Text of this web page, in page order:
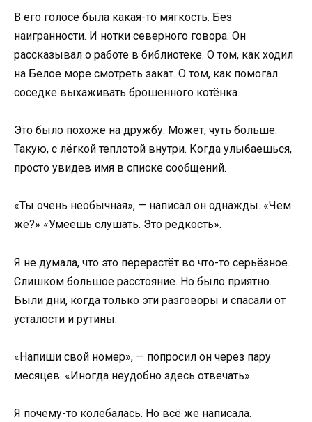
В его голосе была какая-то мягкость. Без
наигранности. И нотки северного говора. Он
рассказывал о работе в библиотеке. О том, как ходил
на Белое море смотреть закат. О том, как помогал
соседке выхаживать брошенного котёнка.
Это было похоже на дружбу. Может, чуть больше.
Такую, с лёгкой теплотой внутри. Когда улыбаешься,
просто увидев имя в списке сообщений.
«Ты очень необычная», — написал он однажды. «Чем
же?» «Умеешь слушать. Это редкость».
Я не думала, что это перерастёт во что-то серьёзное.
Слишком большое расстояние. Но было приятно.
Были дни, когда только эти разговоры и спасали от
усталости и рутины.
«Напиши свой номер», — попросил он через пару
месяцев. «Иногда неудобно здесь отвечать».
Я почему-то колебалась. Но всё же написала.